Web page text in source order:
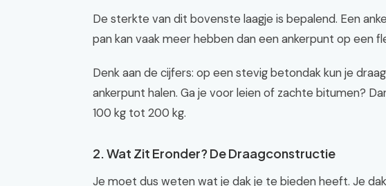
De sterkte van dit bovenste laagje is bepalend. Een
pan kan vaak meer hebben dan een ankerpunt op een
Denk aan de cijfers: op een stevig betondak kun je
ankerpunt halen. Ga je voor leien of zachte bitumen?
100 kg tot 200 kg.
2. Wat Zit Eronder? De Draagconstructie
Je moet dus weten wat je dak je te bieden heeft. Je